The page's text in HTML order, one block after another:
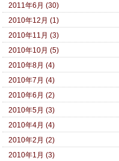
2011年6月 (30)
2010年12月 (1)
2010年11月 (3)
2010年10月 (5)
2010年8月 (4)
2010年7月 (4)
2010年6月 (2)
2010年5月 (3)
2010年4月 (4)
2010年2月 (2)
2010年1月 (3)